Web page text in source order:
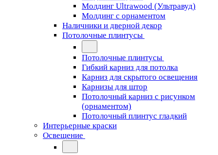
Молдинг Ultrawood (Ультравуд)
Молдинг с орнаментом
Наличники и дверной декор
Потолочные плинтусы
Потолочные плинтусы
Гибкий карниз для потолка
Карниз для скрытого освещения
Карнизы для штор
Потолочный карниз с рисунком
(орнаментом)
Потолочный плинтус гладкий
Интерьерные краски
Освещение